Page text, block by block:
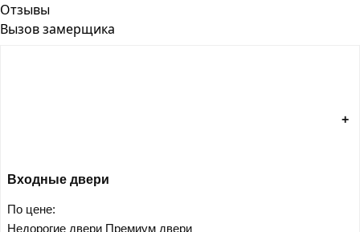
Отзывы
Вызов замерщика
Входные двери
По цене:
Недорогие двери Премиум двери